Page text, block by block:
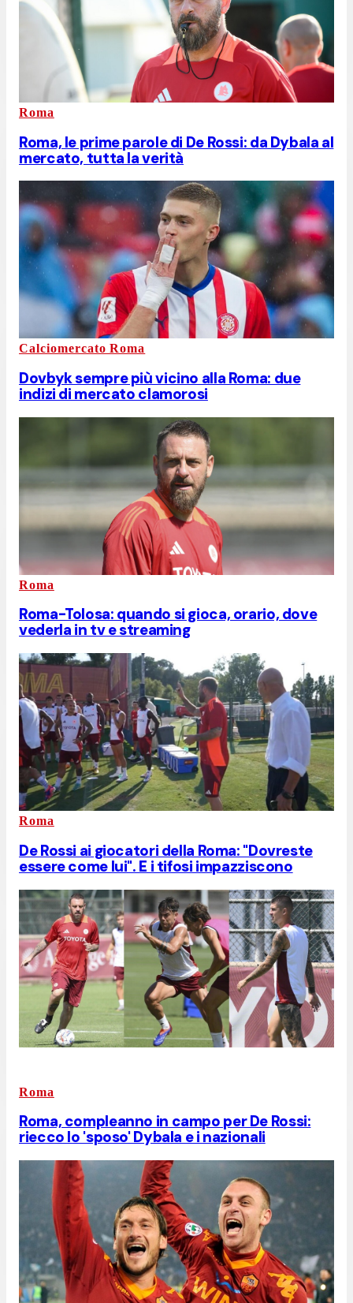
Roma
Roma, le prime parole di De Rossi: da Dybala al
mercato, tutta la verità
Calciomercato Roma
Dovbyk sempre più vicino alla Roma: due
indizi di mercato clamorosi
Roma
Roma-Tolosa: quando si gioca, orario, dove
vederla in tv e streaming
Roma
De Rossi ai giocatori della Roma: "Dovreste
essere come lui". E i tifosi impazziscono
Roma
Roma, compleanno in campo per De Rossi:
riecco lo 'sposo' Dybala e i nazionali